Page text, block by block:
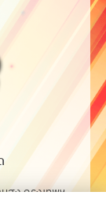
สูง กรุงเทพฯ